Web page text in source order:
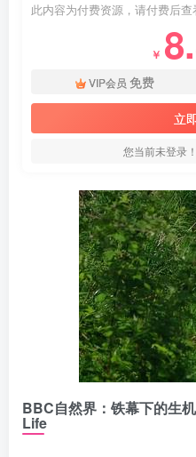
此内容为付费资源，请付费后查
￥
VIP会员 免费
立
您当前未登录
BBC自然界：铁幕下的生
Life